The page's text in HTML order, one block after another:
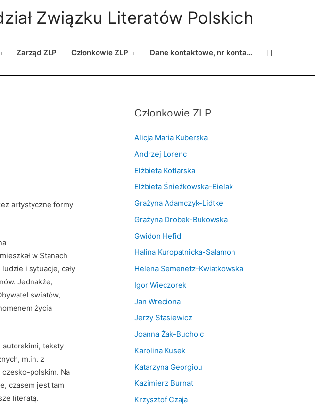
Związku Literatów Polskich
Zarząd ZLP Członkowie ZLP Dane kontaktowe, nr konta… Search
artystyczne formy
w Stanach
i sytuacje, cały
Jednakże,
światów,
życia
autorskimi, teksty
m.in. z
czesko-polskim. Na
czasem jest tam
literatą.
Członkowie ZLP
Alicja Maria Kuberska
Andrzej Lorenc
Elżbieta Kotlarska
Elżbieta Śnieżkowska-Bielak
Grażyna Adamczyk-Lidtke
Grażyna Drobek-Bukowska
Gwidon Hefid
Halina Kuropatnicka-Salamon
Helena Semenetz-Kwiatkowska
Igor Wieczorek
Jan Wreciona
Jerzy Stasiewicz
Joanna Żak-Bucholc
Karolina Kusek
Katarzyna Georgiou
Kazimierz Burnat
Krzysztof Czaja